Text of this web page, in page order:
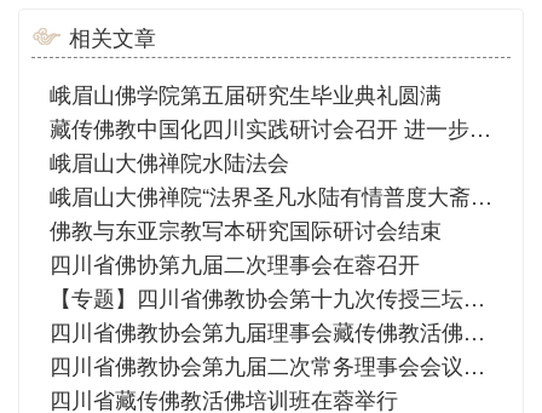
相关文章
峨眉山佛学院第五届研究生毕业典礼圆满
藏传佛教中国化四川实践研讨会召开 进一步提高藏传佛教中国化水平 田向利出席会议并讲话
峨眉山大佛禅院水陆法会
峨眉山大佛禅院“法界圣凡水陆有情普度大斋胜会”发符、悬幡
佛教与东亚宗教写本研究国际研讨会结束
四川省佛协第九届二次理事会在蓉召开
【专题】四川省佛教协会第十九次传授三坛大戒法会
四川省佛教协会第九届理事会藏传佛教活佛转世灵童认定指导小组第二次会议在成都召开
四川省佛教协会第九届二次常务理事会会议在成都召开
四川省藏传佛教活佛培训班在蓉举行